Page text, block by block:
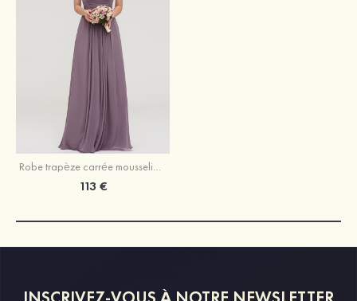
Robe trapèze carrée mousseline longueur ras du sol robe de demoiselle d'honneur avec plissé
113 €